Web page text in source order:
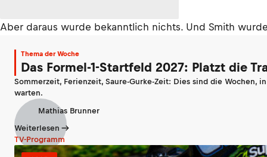
Aber daraus wurde bekanntlich nichts. Und Smith
Thema der Woche
Das Formel-1-Startfeld 2027: Platzt die
Sommerzeit, Ferienzeit, Saure-Gurke-Zeit: Dies sind die
warten.
Mathias Brunner
Weiterlesen
TV-Programm